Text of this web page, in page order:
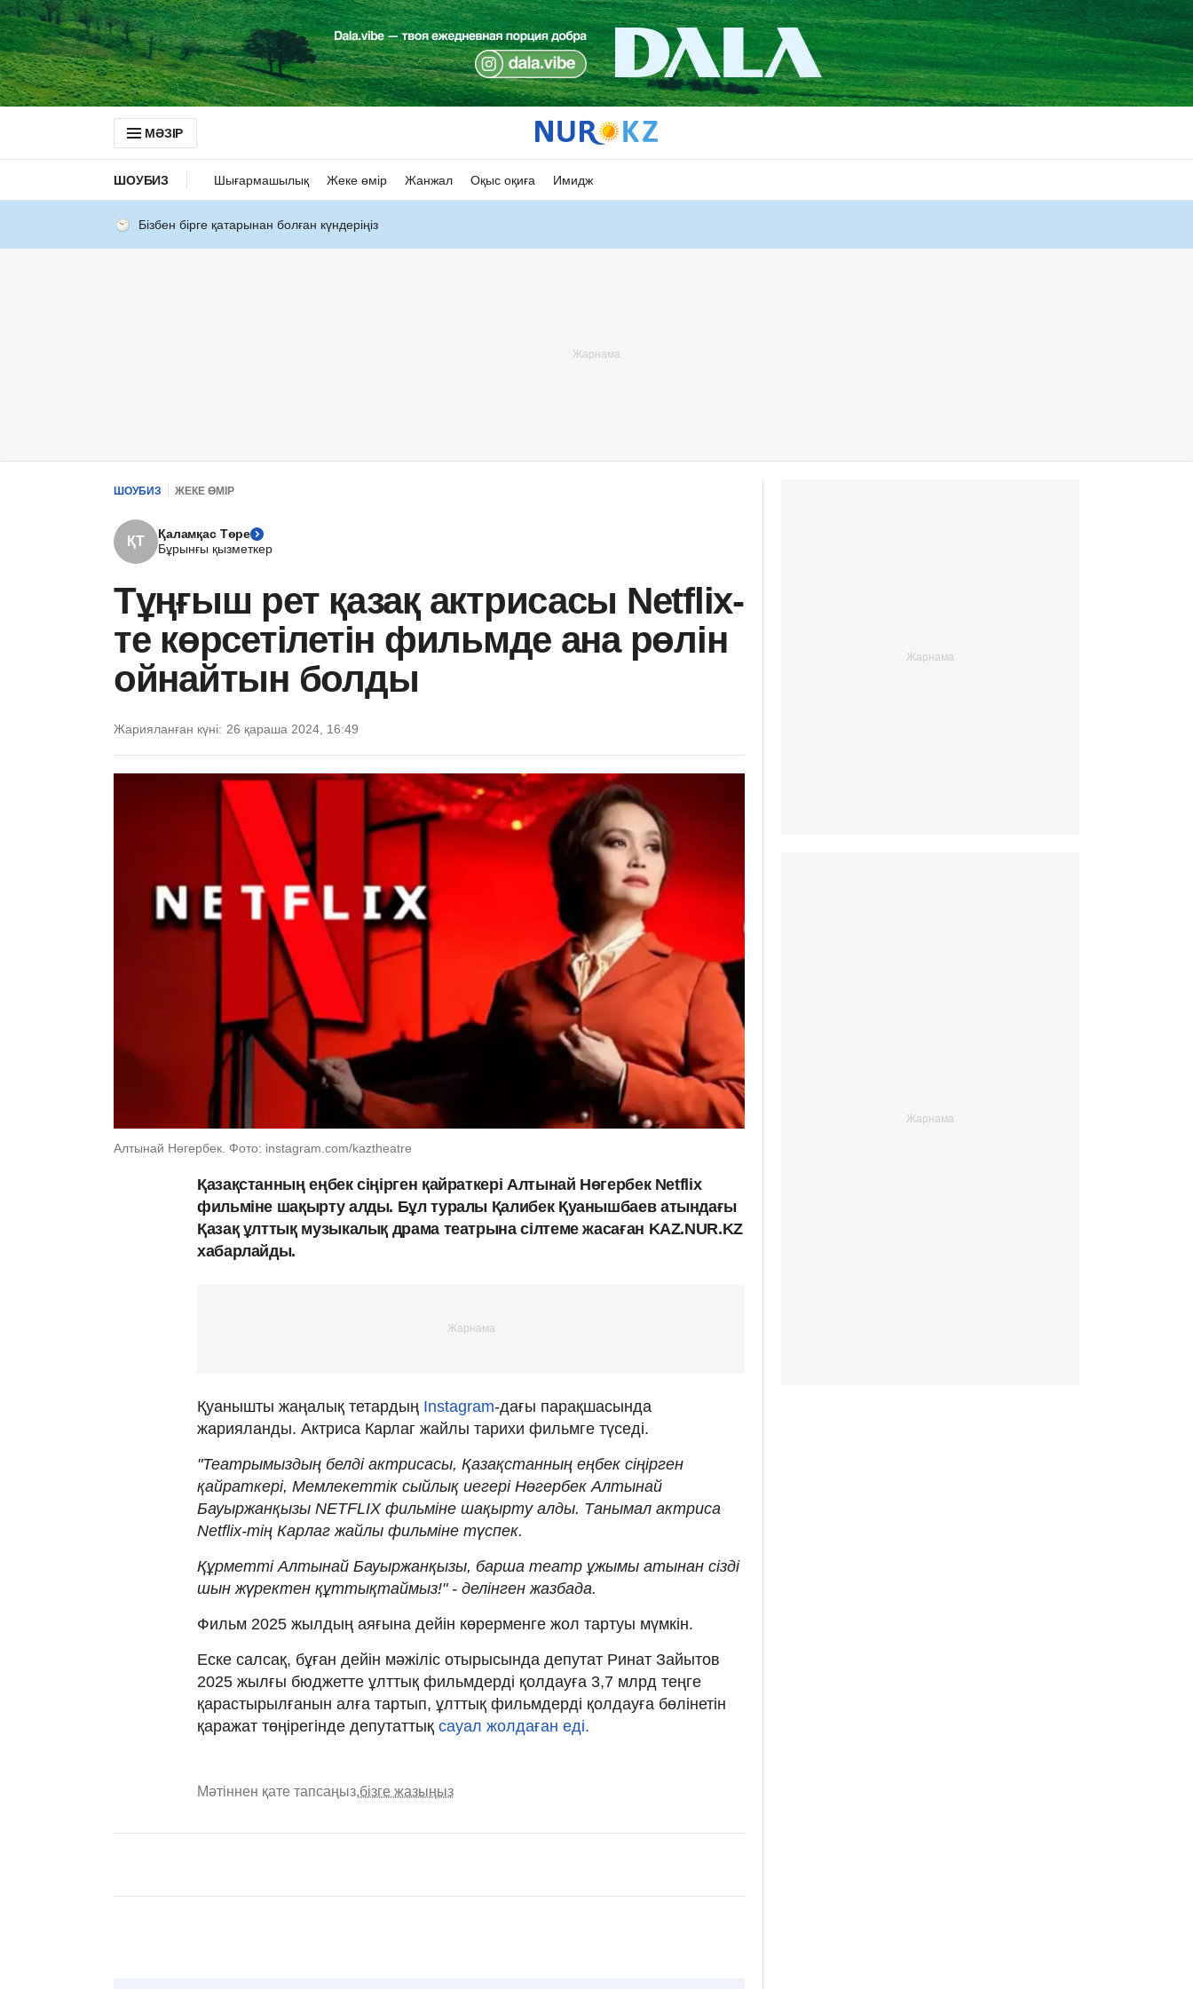
МӘЗІР
ШОУБИЗ Шығармашылық Жеке өмір Жанжал Оқыс оқиға Имидж
Бізбен бірге қатарынан болған күндеріңіз
ШОУБИЗ ЖЕКЕ ӨМІР
ҚТ
Қаламқас Төре
Бұрынғы қызметкер
Тұңғыш рет қазақ актрисасы Netflix-
те көрсетілетін фильмде ана рөлін
ойнайтын болды
Жарияланған күні: 26 қараша 2024, 16:49
Алтынай Нөгербек. Фото: instagram.com/kaztheatre
Қазақстанның еңбек сіңірген қайраткері Алтынай Нөгербек Netflix
фильміне шақырту алды. Бұл туралы Қалибек Қуанышбаев атындағы
Қазақ ұлттық музыкалық драма театрына сілтеме жасаған KAZ.NUR.KZ
хабарлайды.
Қуанышты жаңалық тетардың Instagram-дағы парақшасында
жарияланды. Актриса Карлаг жайлы тарихи фильмге түседі.
"Театрымыздың белді актрисасы, Қазақстанның еңбек сіңірген
қайраткері, Мемлекеттік сыйлық иегері Нөгербек Алтынай
Бауыржанқызы NETFLIX фильміне шақырту алды. Танымал актриса
Netflix-тің Карлаг жайлы фильміне түспек.
Құрметті Алтынай Бауыржанқызы, барша театр ұжымы атынан сізді
шын жүректен құттықтаймыз!" - делінген жазбада.
Фильм 2025 жылдың аяғына дейін көрерменге жол тартуы мүмкін.
Еске салсақ, бұған дейін мәжіліс отырысында депутат Ринат Зайытов
2025 жылғы бюджетте ұлттық фильмдерді қолдауға 3,7 млрд теңге
қарастырылғанын алға тартып, ұлттық фильмдерді қолдауға бөлінетін
қаражат төңірегінде депутаттық сауал жолдаған еді.
Мәтіннен қате тапсаңыз,бізге жазыңыз